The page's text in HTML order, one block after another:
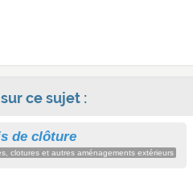
ce sujet :
de clôture
clotures et autres aménagements extérieurs